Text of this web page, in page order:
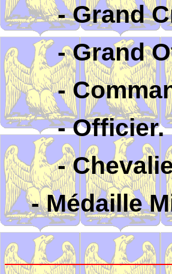
- Grand
- Grand
-
- Officier.
-
- Médaille